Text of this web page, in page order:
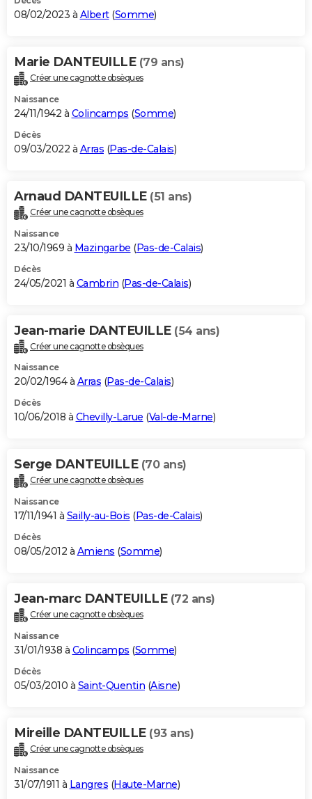
S'inscrire
Se connecter
Lycées
Collèges
Primaires
Universités
Entreprises
Service militaire
Avis de recherche
AVIS DE DÉCÈS
Bricolage
Lifestyle
Culture
Sport
Auto
Television
Voyage
Cinema
08/02/2023 à Albert(Somme)
Marie DANTEUILLE (79 ans)
Créer une cagnotte obsèques
Naissance
24/11/1942 à Colincamps (Somme)
Décès
09/03/2022 à Arras (Pas-de-Calais)
Arnaud DANTEUILLE (51 ans)
Créer une cagnotte obsèques
Naissance
23/10/1969 à Mazingarbe (Pas-de-Calais)
Décès
24/05/2021 à Cambrin (Pas-de-Calais)
Jean-marie DANTEUILLE (54 ans)
Créer une cagnotte obsèques
Naissance
20/02/1964 à Arras (Pas-de-Calais)
Décès
10/06/2018 à Chevilly-Larue (Val-de-Marne)
Serge DANTEUILLE (70 ans)
Créer une cagnotte obsèques
Naissance
17/11/1941 à Sailly-au-Bois (Pas-de-Calais)
Décès
08/05/2012 à Amiens (Somme)
Jean-marc DANTEUILLE (72 ans)
Créer une cagnotte obsèques
Naissance
31/01/1938 à Colincamps (Somme)
Décès
05/03/2010 à Saint-Quentin (Aisne)
Mireille DANTEUILLE (93 ans)
Créer une cagnotte obsèques
Naissance
31/07/1911 à Langres (Haute-Marne)